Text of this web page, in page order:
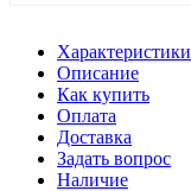
Характеристики
Описание
Как купить
Оплата
Доставка
Задать вопрос
Наличие